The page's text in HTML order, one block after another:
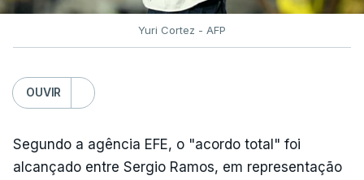
Yuri Cortez - AFP
OUVIR
Segundo a agência EFE, o "acordo total" foi
alcançado entre Sergio Ramos, em representação